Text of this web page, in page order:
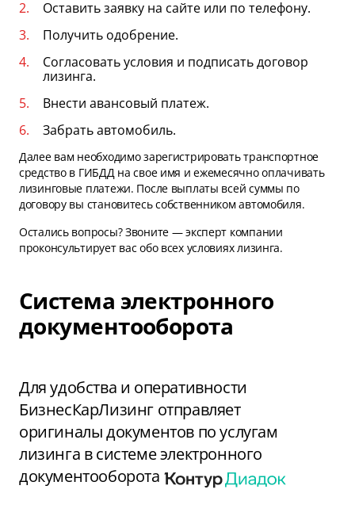
Оставить заявку на сайте или по телефону.
Получить одобрение.
Согласовать условия и подписать договор
лизинга.
Внести авансовый платеж.
Забрать автомобиль.
Далее вам необходимо зарегистрировать транспортное
средство в ГИБДД на свое имя и ежемесячно оплачивать
лизинговые платежи. После выплаты всей суммы по
договору вы становитесь собственником автомобиля.
Остались вопросы? Звоните — эксперт компании
проконсультирует вас обо всех условиях лизинга.
Система электронного
документооборота
Для удобства и оперативности
БизнесКарЛизинг отправляет
оригиналы документов по услугам
лизинга в системе электронного
документооборота